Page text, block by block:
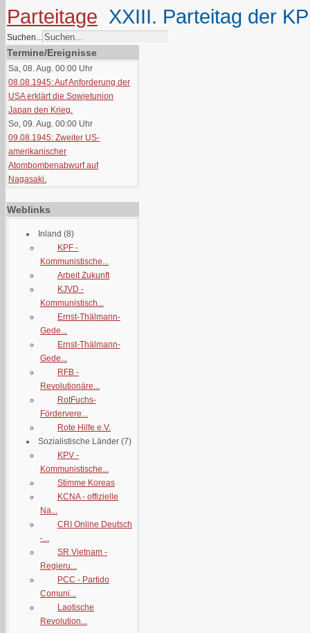
Parteitage XXIII. Parteitag der
Suchen...
Termine/Ereignisse
Sa, 08. Aug. 00:00 Uhr
08.08.1945: Auf Anforderung der
USA erklärt die Sowjetunion
Japan den Krieg.
So, 09. Aug. 00:00 Uhr
09.08.1945: Zweiter US-
amerikanischer
Atombombenabwurf auf
Nagasaki.
Weblinks
Inland (8)
KPF -
Kommunistische...
Arbeit Zukunft
KJVD -
Kommunistisch...
Ernst-Thälmann-
Gede...
Ernst-Thälmann-
Gede...
RFB -
Revolutionäre...
RotFuchs-
Fördervere...
Rote Hilfe e.V.
Sozialistische Länder (7)
KPV -
Kommunistische...
Stimme Koreas
KCNA - offizielle
Na...
CRI Online Deutsch
-...
SR Vietnam -
Regieru...
PCC - Partido
Comuni...
Laotische
Revolution...